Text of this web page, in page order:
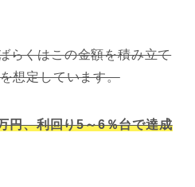
らくはこの金額を積み立て
想定しています。
円、利回り5～6％台で達成